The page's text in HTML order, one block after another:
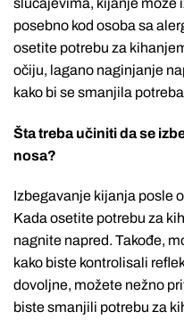
posebno kod osoba sa
osetite potrebu za
očiju, lagano naginjanje
kako bi se smanjila
Šta treba učiniti da se
nosa?
Izbegavanje kijanja posle
Kada osetite potrebu za
nagnite napred. Takođe,
kako biste kontrolisali
dovoljne, možete nežno
biste smanjili potrebu za